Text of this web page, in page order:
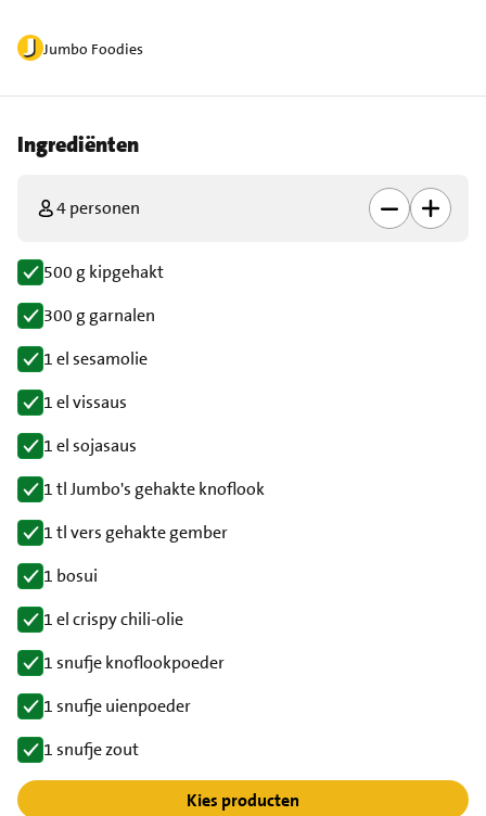
Jumbo Foodies
Ingrediënten
4 personen
500 g kipgehakt
300 g garnalen
1 el sesamolie
1 el vissaus
1 el sojasaus
1 tl Jumbo's gehakte knoflook
1 tl vers gehakte gember
1 bosui
1 el crispy chili-olie
1 snufje knoflookpoeder
1 snufje uienpoeder
1 snufje zout
Kies producten